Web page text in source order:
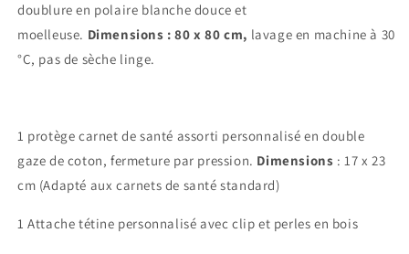
doublure en polaire blanche douce et
moelleuse. Dimensions : 80 x 80 cm, lavage en machine à 30
°C, pas de sèche linge.
1 protège carnet de santé assorti personnalisé en double
gaze de coton, fermeture par pression. Dimensions : 17 x 23
cm (Adapté aux carnets de santé standard)
1 Attache tétine personnalisé avec clip et perles en bois